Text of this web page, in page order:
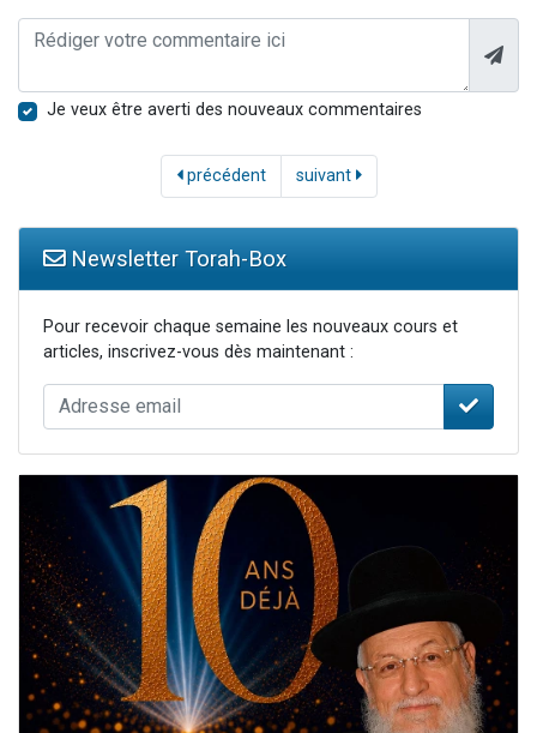
Je veux être averti des nouveaux commentaires
précédent suivant
Newsletter Torah-Box
Pour recevoir chaque semaine les nouveaux cours et
articles, inscrivez-vous dès maintenant :